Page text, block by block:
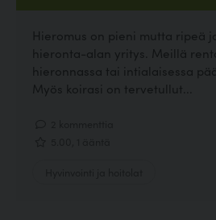
Hieromus on pieni mutta ripeä
hieronta-alan yritys. Meillä
hieronnassa tai intialaisessa
Myös koirasi on tervetullut...